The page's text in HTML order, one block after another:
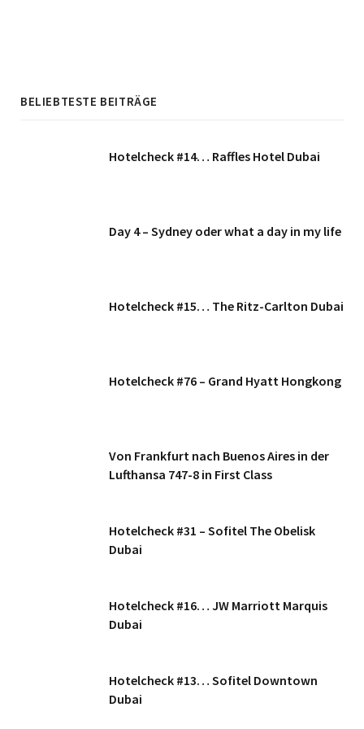
BELIEBTESTE BEITRÄGE
Hotelcheck #14… Raffles Hotel Dubai
Day 4 – Sydney oder what a day in my life
Hotelcheck #15… The Ritz-Carlton Dubai
Hotelcheck #76 – Grand Hyatt Hongkong
Von Frankfurt nach Buenos Aires in der
Lufthansa 747-8 in First Class
Hotelcheck #31 – Sofitel The Obelisk
Dubai
Hotelcheck #16… JW Marriott Marquis
Dubai
Hotelcheck #13… Sofitel Downtown
Dubai